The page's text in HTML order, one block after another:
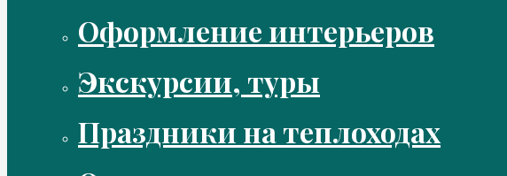
Оформление интерьеров
Экскурсии, туры
Праздники на теплоходах